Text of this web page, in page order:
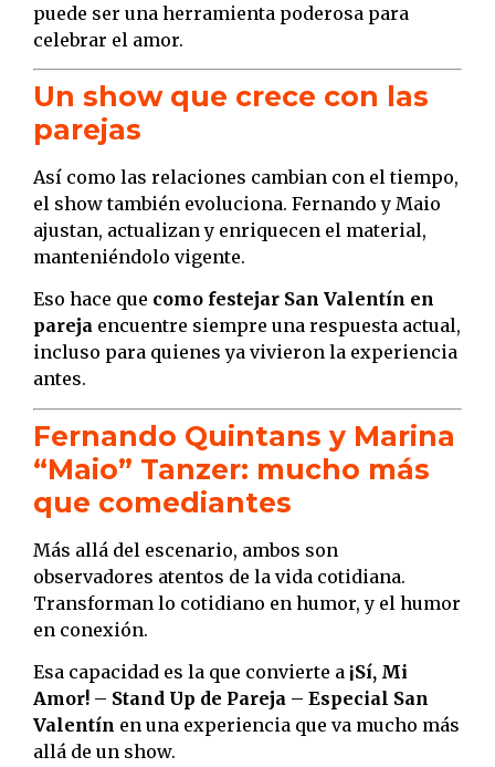
puede ser una herramienta poderosa para
celebrar el amor.
Un show que crece con las
parejas
Así como las relaciones cambian con el tiempo,
el show también evoluciona. Fernando y Maio
ajustan, actualizan y enriquecen el material,
manteniéndolo vigente.
Eso hace que como festejar San Valentín en
pareja encuentre siempre una respuesta actual,
incluso para quienes ya vivieron la experiencia
antes.
Fernando Quintans y Marina
“Maio” Tanzer: mucho más
que comediantes
Más allá del escenario, ambos son
observadores atentos de la vida cotidiana.
Transforman lo cotidiano en humor, y el humor
en conexión.
Esa capacidad es la que convierte a ¡Sí, Mi
Amor! – Stand Up de Pareja – Especial San
Valentín en una experiencia que va mucho más
allá de un show.